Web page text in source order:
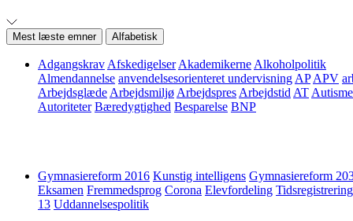
Mest læste emner Alfabetisk
Adgangskrav Afskedigelser Akademikerne Alkoholpolitik
Almendannelse anvendelsesorienteret undervisning AP APV
Arbejdsglæde Arbejdsmiljø Arbejdspres Arbejdstid AT Autisme
Autoriteter Bæredygtighed Besparelse BNP
Gymnasiereform 2016 Kunstig intelligens Gymnasiereform
Eksamen Fremmedsprog Corona Elevfordeling Tidsregistrering
13 Uddannelsespolitik